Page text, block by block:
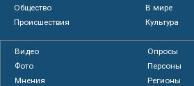
Общество
В мире
Происшествия
Культура
Видео
Опросы
Фото
Персоны
Мнения
Регионы